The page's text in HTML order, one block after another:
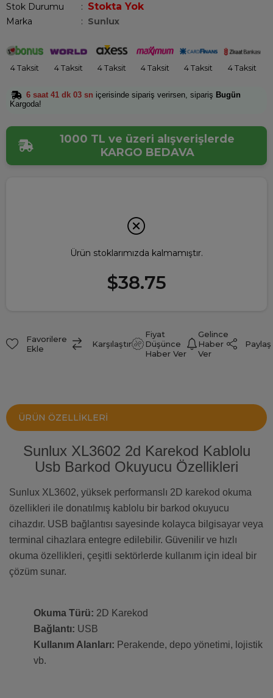
Stok Durumu : Stokta Yok
Marka : Sunlux
4 Taksit 4 Taksit 4 Taksit 4 Taksit 4 Taksit 4 Taksit
6 saat 41 dk 02 sn içerisinde sipariş verirsen, sipariş Bugün
Kargoda!
1000 TL ve üzeri alışverişlerde
KARGO BEDAVA
Ürün stoklarımızda kalmamıştır.
$38.75
Favorilere
Ekle
Karşılaştır
Fiyat
Düşünce
Haber Ver
Gelince
Haber
Ver
Paylaş
ÜRÜN ÖZELLIKLERI
Sunlux XL3602 2d Karekod Kablolu
Usb Barkod Okuyucu Özellikleri
Sunlux XL3602, yüksek performanslı 2D karekod okuma
özellikleri ile donatılmış kablolu bir barkod okuyucu
cihazdır. USB bağlantısı sayesinde kolayca bilgisayar veya
terminal cihazlara entegre edilebilir. Güvenilir ve hızlı
okuma özellikleri, çeşitli sektörlerde kullanım için ideal bir
çözüm sunar.
Okuma Türü: 2D Karekod
Bağlantı: USB
Kullanım Alanları: Perakende, depo yönetimi, lojistik
vb.